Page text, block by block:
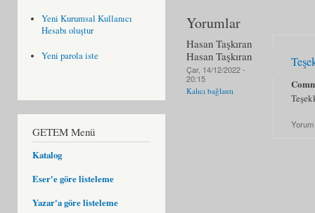
Yeni Kurumsal Kullanıcı
Hesabı oluştur
Yeni parola iste
GETEM Menü
Katalog
Eser'e göre listeleme
Yazar'a göre listeleme
Yorumlar
Hasan Taşkıran
Hasan Taşkıran
Çar, 14/12/2022 -
20:15
Kalıcı bağlantı